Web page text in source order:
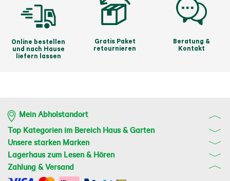
Online bestellen
und nach Hause
liefern lassen
Gratis Paket
retournieren
Beratung &
Kontakt
Mein Abholstandort
Top Kategorien im Bereich Haus & Garten
Unsere starken Marken
Lagerhaus zum Lesen & Hören
Zahlung & Versand